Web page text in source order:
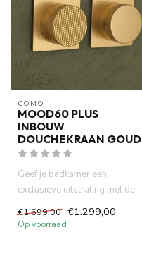
COMO
MOOD60 PLUS
INBOUW
DOUCHEKRAAN GOUD
Geef je badkamer een
exclusieve uitstraling met de
douchekraan....
€1.699,00 €1.299,00
Op voorraad